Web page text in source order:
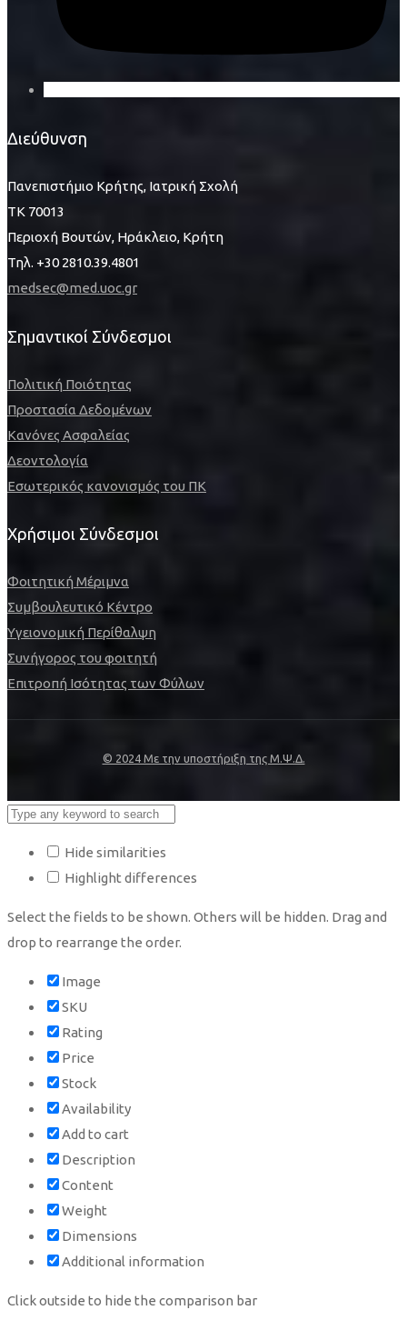
Διεύθυνση
Πανεπιστήμιο Κρήτης, Ιατρική Σχολή
ΤΚ 70013
Περιοχή Βουτών, Ηράκλειο, Κρήτη
Τηλ. +30 2810.39.4801
medsec@med.uoc.gr
Σημαντικοί Σύνδεσμοι
Πολιτική Ποιότητας
Προστασία Δεδομένων
Κανόνες Ασφαλείας
Δεοντολογία
Εσωτερικός κανονισμός του ΠΚ
Χρήσιμοι Σύνδεσμοι
Φοιτητική Μέριμνα
Συμβουλευτικό Κέντρο
Υγειονομική Περίθαλψη
Συνήγορος του φοιτητή
Επιτροπή Ισότητας των Φύλων
© 2024 Με την υποστήριξη της Μ.Ψ.Δ.
Hide similarities
Highlight differences
Select the fields to be shown. Others will be hidden. Drag and
drop to rearrange the order.
Image
SKU
Rating
Price
Stock
Availability
Add to cart
Description
Content
Weight
Dimensions
Additional information
Click outside to hide the comparison bar